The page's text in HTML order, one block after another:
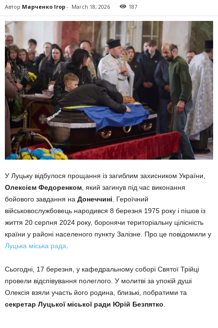
Автор Марченко Ігор - March 18, 2026 187
У Луцьку відбулося прощання із загиблим захисником України,
Олексієм Федоренком, який загинув під час виконання
бойового завдання на Донеччині. Героїчний
військовослужбовець народився 8 березня 1975 року і пішов із
життя 20 серпня 2024 року, боронячи територіальну цілісність
країни у районі населеного пункту Залізне. Про це повідомили у
Луцька міська рада.
Сьогодні, 17 березня, у кафедральному соборі Святої Трійці
провели відспівування полеглого. У молитві за упокій душі
Олексія взяли участь його родина, близькі, побратими та
секретар Луцької міської ради Юрій Безпятко.